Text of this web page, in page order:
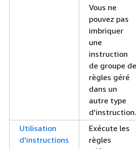
Vous ne
pouvez pas
imbriquer
une
instruction
de groupe de
règles géré
dans un
autre type
d'instruction.
Utilisation
d'instructions
Exécute les
règles